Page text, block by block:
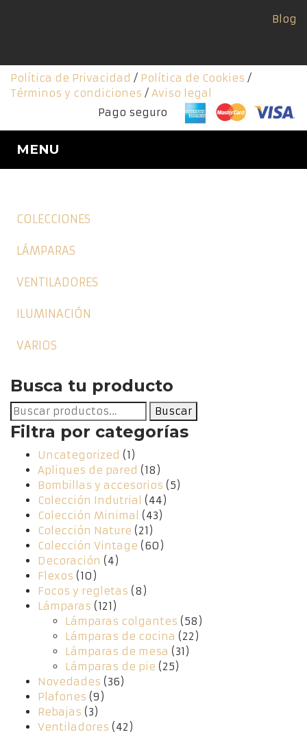
Blog
Política de Privacidad / Política de Cookies /
Términos y condiciones / Aviso legal
Pago seguro
MENU
COLECCIONES
LÁMPARAS
VENTILADORES
ILUMINACIÓN
VARIOS
Busca tu producto
Buscar
por:
Buscar
Filtra por categorías
Uncategorized (1)
Apliques de pared (18)
Bombillas y accesorios (5)
Colección Indutrial (44)
Colección Minimal (43)
Colección Nature (21)
Colección Vintage (60)
Decoración (4)
Flexos (10)
Focos y regletas (8)
Lámparas (121)
Lámparas colgantes (58)
Lámparas de cocina (22)
Lámparas de mesa (31)
Lámparas de pie (25)
Novedades (36)
Plafones (9)
Rebajas (3)
Ventiladores (42)